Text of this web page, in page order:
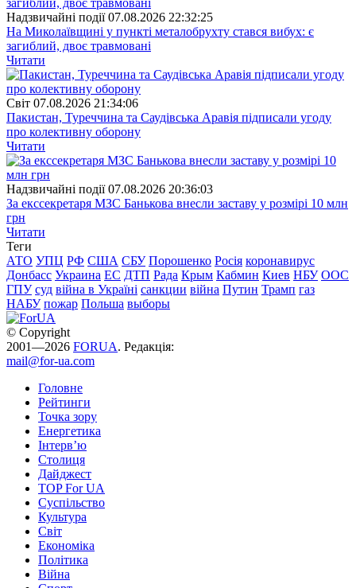
Надзвичайні події 07.08.2026 22:32:25
На Миколаївщині у пункті металобрухту стався вибух: є
загиблий, двоє травмовані
Читати
Свiт 07.08.2026 21:34:06
Пакистан, Туреччина та Саудівська Аравія підписали угоду
про колективну оборону
Читати
Надзвичайні події 07.08.2026 20:36:03
За екссекретаря МЗС Банькова внесли заставу у розмірі 10 млн
грн
Читати
Теги
АТО УПЦ РФ США СБУ Порошенко Росія коронавирус
Донбасс Украина ЕС ДТП Рада Крым Кабмин Киев НБУ ООС
ГПУ суд війна в Україні санкции війна Путин Трамп газ
НАБУ пожар Польша выборы
© Copyright
2001—2026 FORUA. Редакція:
mail@for-ua.com
Головне
Рейтинги
Точка зору
Енергетика
Інтерв’ю
Столиця
Дайджест
TOP For UA
Суспiльство
Культура
Світ
Економіка
Політика
Війна